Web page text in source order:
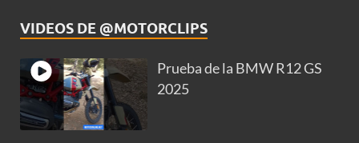
VIDEOS DE @MOTORCLIPS
Prueba de la BMW R12 GS
2025